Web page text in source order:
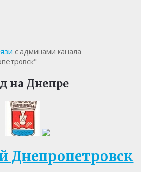
с админами канала
на Днепре
Днепропетровск